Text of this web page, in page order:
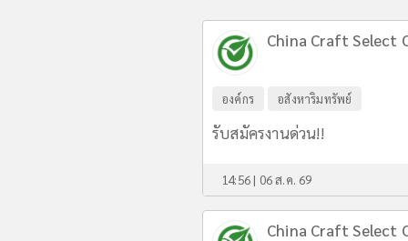
China Craft Select
องค์กร อสังหาริมทรัพย์
รับสมัครงานด่วน!!
14:56 | 06 ส.ค. 69
China Craft Select